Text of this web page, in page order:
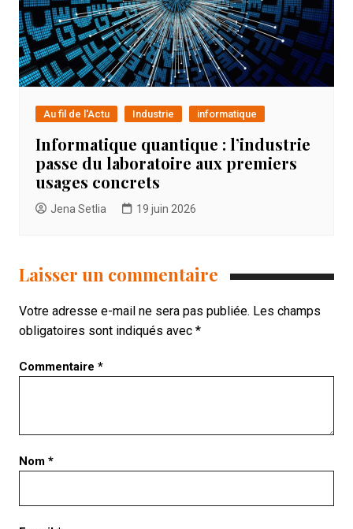
Au fil de l'Actu Industrie informatique
Informatique quantique : l’industrie
passe du laboratoire aux premiers
usages concrets
Jena Setlia 19 juin 2026
Laisser un commentaire
Votre adresse e-mail ne sera pas publiée. Les champs
obligatoires sont indiqués avec *
Commentaire *
Nom *